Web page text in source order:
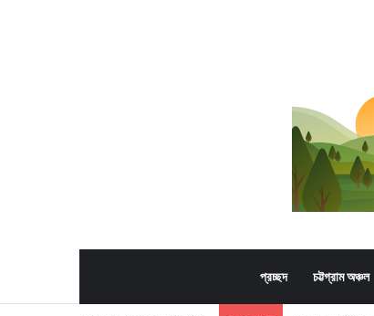
প্রচ্ছদ চট্টগ্রাম অঞ্চল